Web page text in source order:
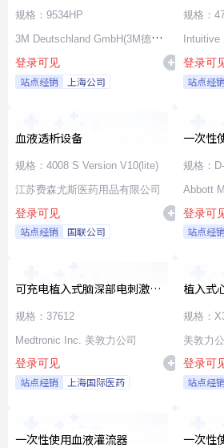
规格：9534HP
3M Deutschland GmbH(3M德国
公司)
登录可见
站点经销 上海公司
源器械
规格：
司
登录可
站点经销
血液透析设备
规格：4008 S Version V10(lite)
江苏费森尤斯医药用品有限公司
登录可见
站点经销 国联公司
一次性
导管
规格：
Abbott
登录可
站点经销
可充电植入式脑深部电刺激脉
冲发生器套件
规格：37612
Medtronic Inc. 美敦力公司
登录可见
站点经销 上海国际医药
植入式
规格：
美敦力
登录可
站点经销
一次性使用血液灌流器 一次性